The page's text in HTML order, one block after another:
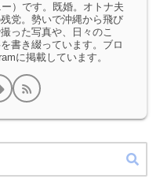
）です。既婚。オトナ夫
党。勢いで沖縄から飛び
った写真や、日々のこ
書き綴っています。ブロ
に掲載しています。